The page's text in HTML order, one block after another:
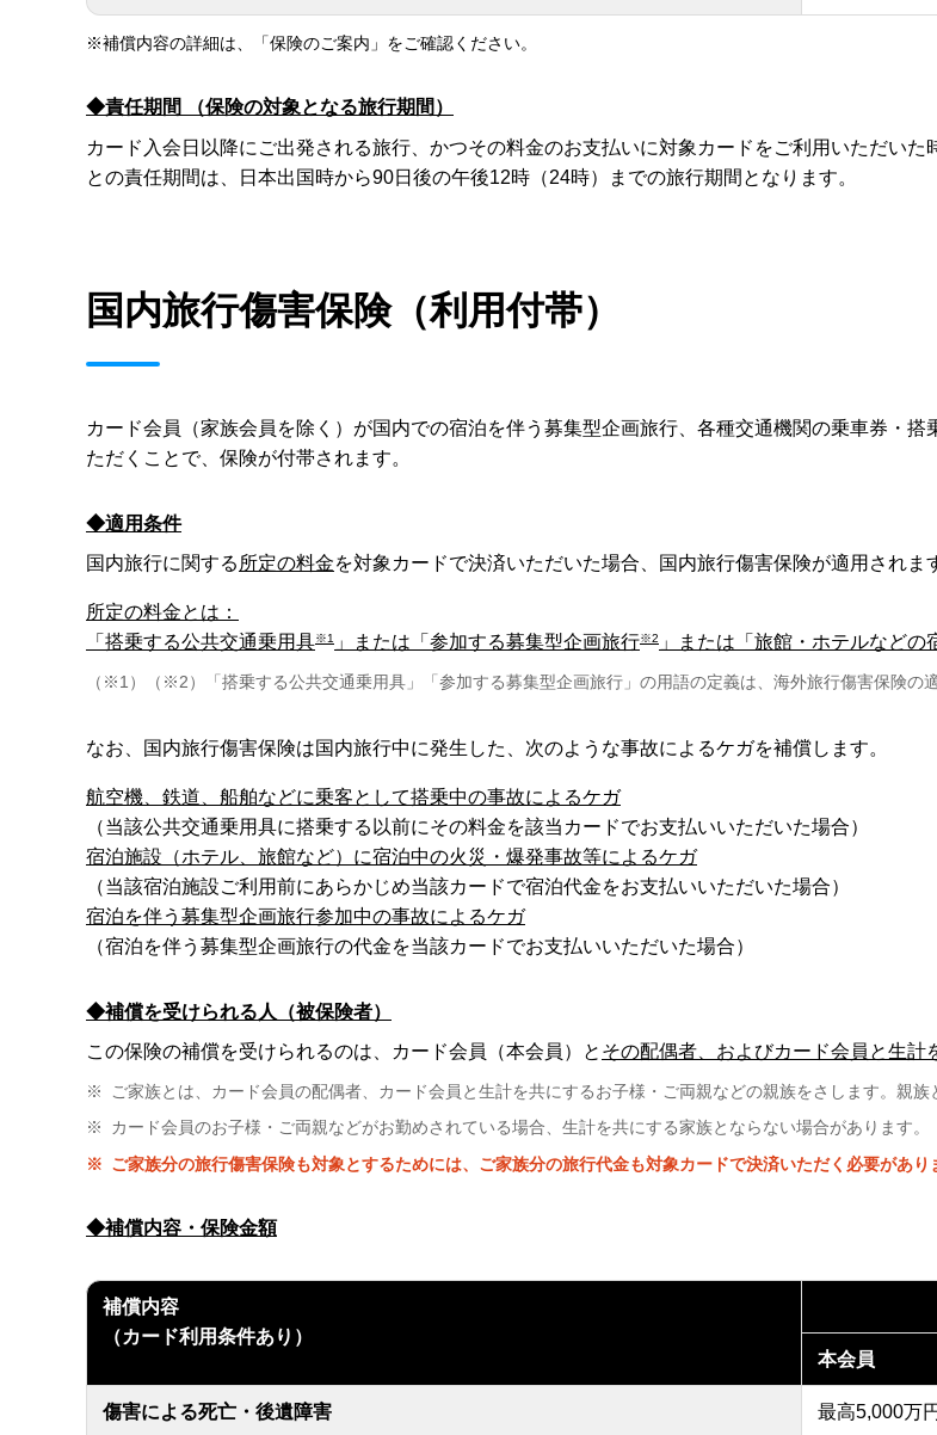
※補償内容の詳細は、「保険のご案内」をご確認ください。
◆責任期間 （保険の対象となる旅行期間）
カード入会日以降にご出発される旅行、かつその料金のお支払いに対象カードをご利用いただい
との責任期間は、日本出国時から90日後の午後12時（24時）までの旅行期間となります。
国内旅行傷害保険（利用付帯）
カード会員（家族会員を除く）が国内での宿泊を伴う募集型企画旅行、各種交通機関の乗車券・
ただくことで、保険が付帯されます。
◆適用条件
国内旅行に関する 所定の料金を対象カードで決済いただいた場合、国内旅行傷害保険が適用されま
所定の料金とは：
「搭乗する公共交通乗用具※1 」または「参加する募集型企画旅行※2 」または「旅館・ホテルなどの
（※1）（※2）「搭乗する公共交通乗用具」「参加する募集型企画旅行」の用語の定義は、海外旅行傷害保険の
なお、国内旅行傷害保険は国内旅行中に発生した、次のような事故によるケガを補償します。
航空機、鉄道、船舶などに乗客として搭乗中の事故によるケガ
（当該公共交通乗用具に搭乗する以前にその料金を該当カードでお支払いいただいた場合）
宿泊施設（ホテル、旅館など）に宿泊中の火災・爆発事故等によるケガ
（当該宿泊施設ご利用前にあらかじめ当該カードで宿泊代金をお支払いいただいた場合）
宿泊を伴う募集型企画旅行参加中の事故によるケガ
（宿泊を伴う募集型企画旅行の代金を当該カードでお支払いいただいた場合）
◆補償を受けられる人（被保険者）
この保険の補償を受けられるのは、カード会員（本会員）と その配偶者、およびカード会員と生計
※
ご家族とは、カード会員の配偶者、カード会員と生計を共にするお子様・ご両親などの親族をさします。親
※
カード会員のお子様・ご両親などがお勤めされている場合、生計を共にする家族とならない場合があります。
※ ご家族分の旅行傷害保険も対象とするためには、ご家族分の旅行代金も対象カードで決済いただく必要があり
◆補償内容・保険金額
補償内容
（カード利用条件あり）
本会員
傷害による死亡・後遺障害 最高5,000万円